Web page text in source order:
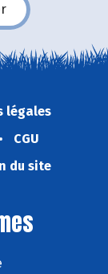
légales
CGU
du site